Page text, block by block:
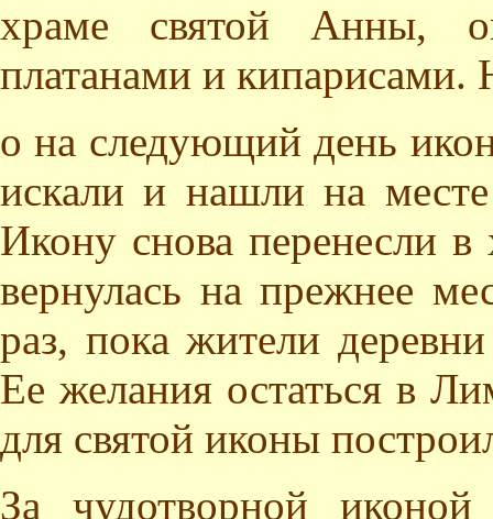
храме святой Анны,
платанами и кипарисами.
о на следующий день
искали и нашли на
Икону снова перенесли
вернулась на прежнее
раз, пока жители
Ее желания остаться в
для святой иконы
За чудотворной